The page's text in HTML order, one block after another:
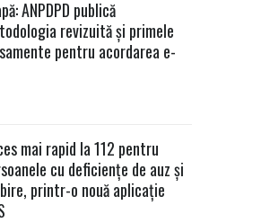
ANPDPD publică
revizuită și primele
pentru acordarea e-
mai rapid la 112 pentru
cu deficiențe de auz și
printr-o nouă aplicație